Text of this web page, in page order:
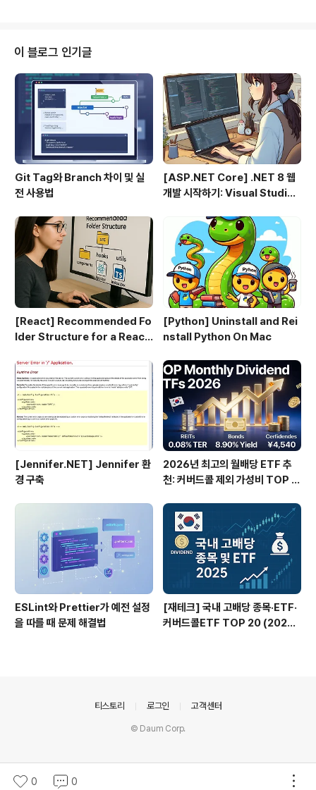
이 블로그 인기글
Git Tag와 Branch 차이 및 실
전 사용법
[ASP.NET Core] .NET 8 웹
개발 시작하기: Visual Studio
로젝트 만들기 (1편)
[React] Recommended Fo
lder Structure for a React
[Python] Uninstall and Rei
nstall Python On Mac
[Jennifer.NET] Jennifer 환
경 구축
2026년 최고의 월배당 ETF 추
천: 커버드콜 제외 가성비 TOP 3
ESLint와 Prettier가 예전 설정
을 따를 때 문제 해결법
[재테크] 국내 고배당 종목·ETF·
커버드콜ETF TOP 20 (2025
0 0
티스토리 로그인 고객센터
© Daum Corp.